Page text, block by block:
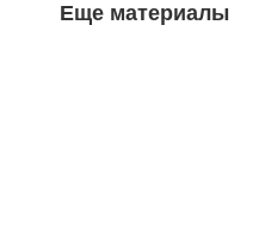
Еще материалы